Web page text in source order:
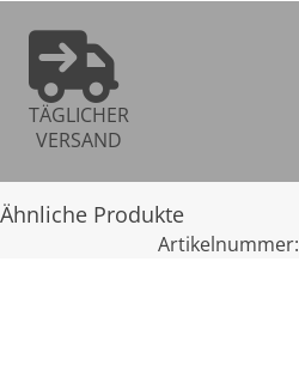
TÄGLICHER
VERSAND
Ähnliche Produkte
Artikelnummer: